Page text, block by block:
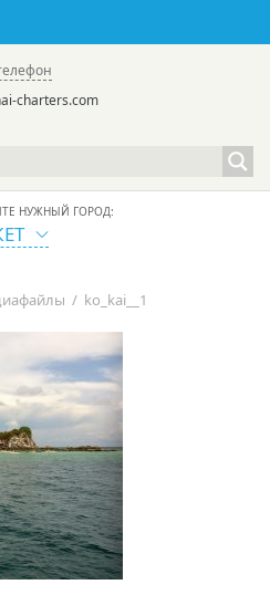
| в России:
charters.com
НУЖНЫЙ ГОРОД:
/ ko_kai__1